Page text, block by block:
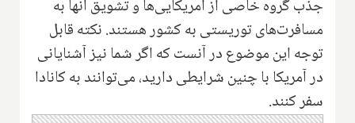
جذب گروه خاصی از آمریکایی‌ها و تشویق آنها به
مسافرت‌های توریستی به کشور هستند. نکته قابل
توجه این موضوع در آنست که اگر شما نیز آشنایانی
در آمریکا با چنین شرایطی دارید، می‌توانند به کانادا
سفر کنند.